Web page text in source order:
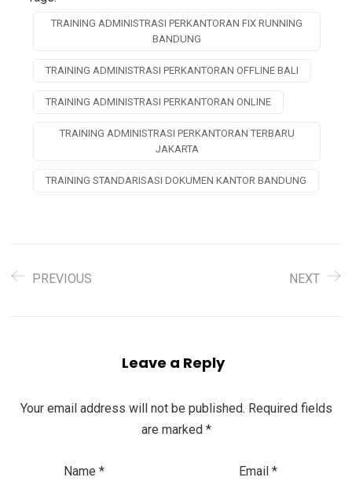
TRAINING ADMINISTRASI PERKANTORAN FIX RUNNING
BANDUNG
TRAINING ADMINISTRASI PERKANTORAN OFFLINE BALI
TRAINING ADMINISTRASI PERKANTORAN ONLINE
TRAINING ADMINISTRASI PERKANTORAN TERBARU
JAKARTA
TRAINING STANDARISASI DOKUMEN KANTOR BANDUNG
PREVIOUS NEXT
Leave a Reply
Your email address will not be published. Required fields
are marked *
Name * Email *